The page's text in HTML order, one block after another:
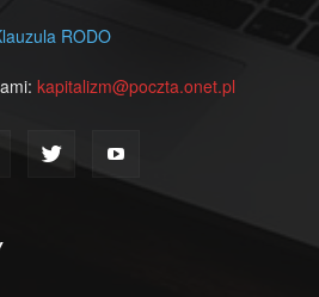
RODO
kapitalizm@poczta.onet.pl